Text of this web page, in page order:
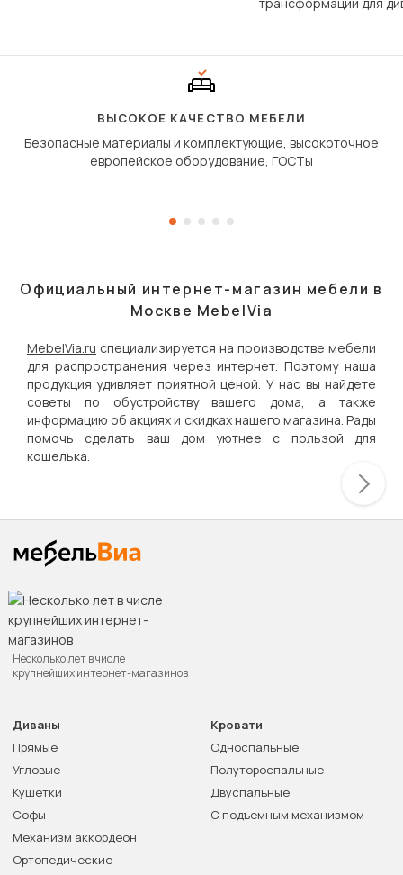
трансформации для
сиденье не
дугообразной
ВЫСОКОЕ КАЧЕСТВО МЕБЕЛИ
Безопасные материалы и комплектующие, высокоточное
европейское оборудование, ГОСТы
Официальный интернет-магазин мебели в
Москве MebelVia
MebelVia.ru специализируется на производстве мебели
для распространения через интернет. Поэтому наша
продукция удивляет приятной ценой. У нас вы найдете
советы по обустройству вашего дома, а также
информацию об акциях и скидках нашего магазина. Рады
помочь сделать ваш дом уютнее с пользой для
кошелька.
Несколько лет в числе
крупнейших интернет-магазинов
Диваны
Прямые
Угловые
Кушетки
Софы
Механизм аккордеон
Ортопедические
Кровати
Односпальные
Полутороспальные
Двуспальные
С подъемным механизмом